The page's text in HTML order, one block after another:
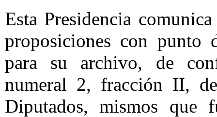
Esta Presidencia
proposiciones con punto
para su archivo, de
numeral 2, fracción II,
Diputados, mismos que